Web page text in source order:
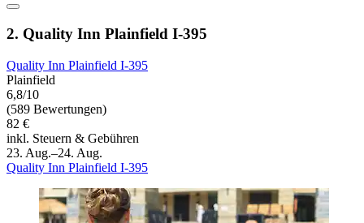
2. Quality Inn Plainfield I-395
Quality Inn Plainfield I-395
Plainfield
6,8/10
(589 Bewertungen)
82 €
inkl. Steuern & Gebühren
23. Aug.–24. Aug.
Quality Inn Plainfield I-395